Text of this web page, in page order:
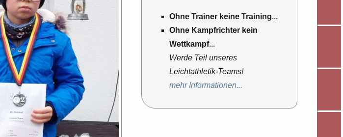
Ohne Trainer keine Training...
Ohne Kampfrichter kein
Wettkampf...
Werde Teil unseres
Leichtathletik-Teams!
mehr Informationen...